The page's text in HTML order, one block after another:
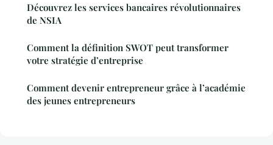
Découvrez les services bancaires révolutionnaires
de NSIA
Comment la définition SWOT peut transformer
votre stratégie d’entreprise
Comment devenir entrepreneur grâce à l’académie
des jeunes entrepreneurs